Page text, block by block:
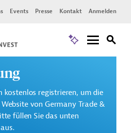
Events Presse Kontakt Anmelden
kostenlos registrieren, um die
von Germany Trade &
füllen Sie das unten